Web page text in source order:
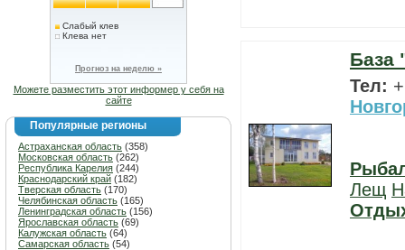
Слабый клев
Клева нет
Прогноз на неделю »
Можете разместить этот информер у себя на
сайте
Популярные регионы
Астраханская область (358)
Московская область (262)
Республика Карелия (244)
Краснодарский край (182)
Тверская область (170)
Челябинская область (165)
Ленинградская область (156)
Ярославская область (69)
Калужская область (64)
Самарская область (54)
База
Тел:
Лещ